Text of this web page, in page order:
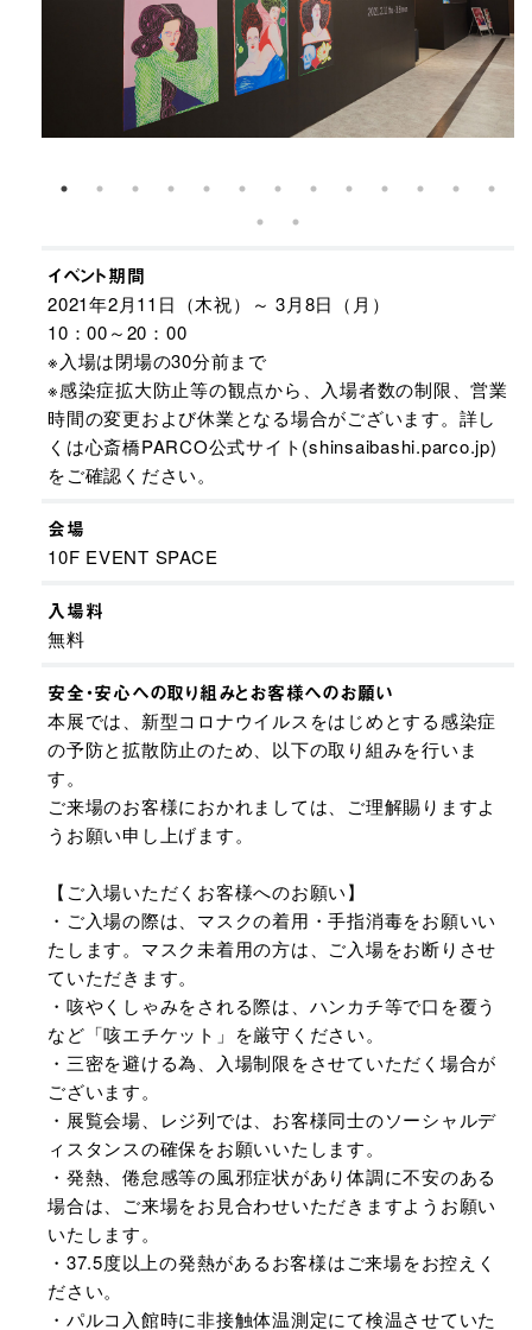
イベント期間
2021年2月11日（木祝）～ 3月8日（月）
10：00～20：00
※入場は閉場の30分前まで
※感染症拡大防止等の観点から、入場者数の制限、営業
時間の変更および休業となる場合がございます。詳し
くは心斎橋PARCO公式サイト(shinsaibashi.parco.jp)
をご確認ください。
会場
10F EVENT SPACE
入場料
無料
安全・安心への取り組みとお客様へのお願い
本展では、新型コロナウイルスをはじめとする感染症
の予防と拡散防止のため、以下の取り組みを行いま
す。
ご来場のお客様におかれましては、ご理解賜りますよ
うお願い申し上げます。
【ご入場いただくお客様へのお願い】
・ご入場の際は、マスクの着用・手指消毒をお願いい
たします。マスク未着用の方は、ご入場をお断りさせ
ていただきます。
・咳やくしゃみをされる際は、ハンカチ等で口を覆う
など「咳エチケット」を厳守ください。
・三密を避ける為、入場制限をさせていただく場合が
ございます。
・展覧会場、レジ列では、お客様同士のソーシャルデ
ィスタンスの確保をお願いいたします。
・発熱、倦怠感等の風邪症状があり体調に不安のある
場合は、ご来場をお見合わせいただきますようお願い
いたします。
・37.5度以上の発熱があるお客様はご来場をお控えく
ださい。
・パルコ入館時に非接触体温測定にて検温させていた